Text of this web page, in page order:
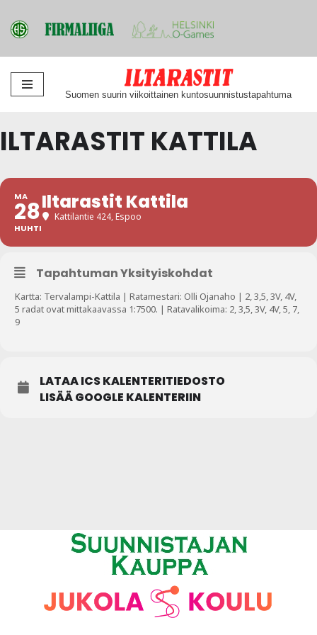
Siirry
Suomen suurin viikoittainen kuntosuunnistustapahtuma
ILTARASTIT KATTILA
MA
28
HUHTI
Iltarastit Kattila
Kattilantie 424, Espoo
Tapahtuman Yksityiskohdat
Kartta: Tervalampi-Kattila | Ratamestari: Olli Ojanaho | 2, 3,5, 3V, 4V,
5 radat ovat mittakaavassa 1:7500. | Ratavalikoima: 2, 3,5, 3V, 4V, 5, 7,
9
LATAA ICS KALENTERITIEDOSTO
LISÄÄ GOOGLE KALENTERIIN